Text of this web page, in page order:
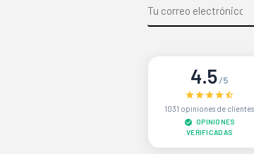
4.5/5
1031 opiniones de clientes
OPINIONES
VERIFICADAS